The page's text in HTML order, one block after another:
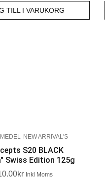
TILL I VARUKORG
NEW ARRIVAL'S
S20 BLACK
Swiss Edition 125g
Kr Inkl Moms